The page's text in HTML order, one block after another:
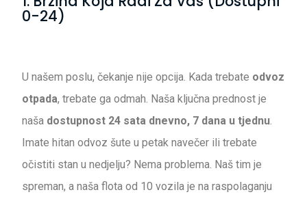
0-24)
U našem poslu, čekanje nije opcija. Kada trebate odvoz
otpada, trebate ga odmah. Naša ključna prednost je
naša dostupnost 24 sata dnevno, 7 dana u tjednu.
Imate hitan odvoz šute u petak navečer ili trebate
očistiti stan u nedjelju? Nema problema. Naš tim je
spreman, a naša flota od 10 vozila je na raspolaganju